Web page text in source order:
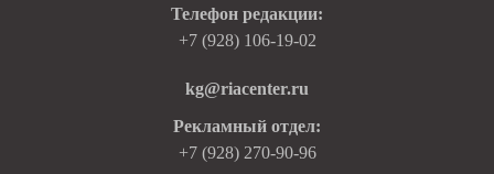
Телефон редакции:
+7 (928) 106-19-02
kg@riacenter.ru
Рекламный отдел:
+7 (928) 270-90-96